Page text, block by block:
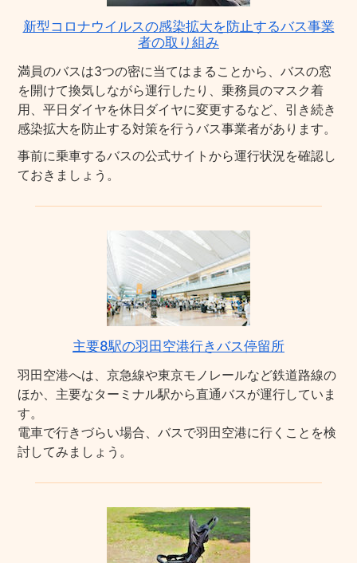
新型コロナウイルスの感染拡大を防止するバス事業
者の取り組み
満員のバスは3つの密に当てはまることから、バスの窓
を開けて換気しながら運行したり、乗務員のマスク着
用、平日ダイヤを休日ダイヤに変更するなど、引き続き
感染拡大を防止する対策を行うバス事業者があります。
事前に乗車するバスの公式サイトから運行状況を確認し
ておきましょう。
主要8駅の羽田空港行きバス停留所
羽田空港へは、京急線や東京モノレールなど鉄道路線の
ほか、主要なターミナル駅から直通バスが運行していま
す。
電車で行きづらい場合、バスで羽田空港に行くことを検
討してみましょう。